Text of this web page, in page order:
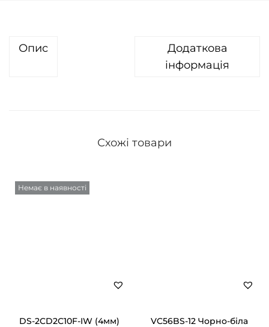
Опис
Додаткова
інформація
Схожі товари
Немає в наявності
DS-2CD2C10F-IW (4мм)
VC56BS-12 Чорно-біла